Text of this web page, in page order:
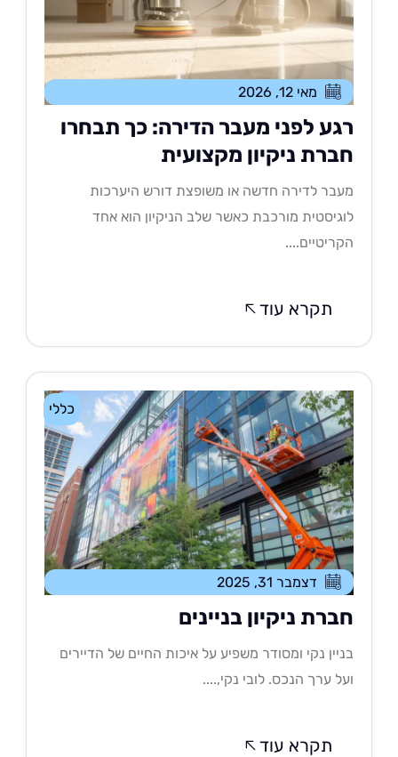
מאי 12, 2026
לפני מעבר הדירה: כך תבחרו
ניקיון מקצועית
לדירה חדשה או משופצת דורש היערכות
מורכבת כאשר שלב הניקיון הוא אחד
תקרא עוד
כללי
דצמבר 31, 2025
ניקיון בניינים
נקי ומסודר משפיע על איכות החיים של הדיירים
ערך הנכס. לובי נקי,....
תקרא עוד